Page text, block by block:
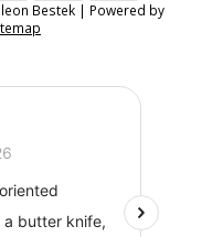
Bestek | Powered by